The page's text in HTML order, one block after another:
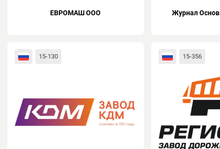
ЕВРОМАШ ООО Журнал
15-130 15-356